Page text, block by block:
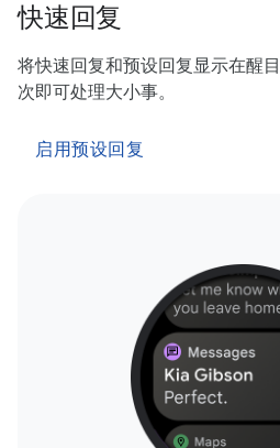
快速回复
将快速回复和预设回复显示在醒
次即可处理大小事。
启用预设回复